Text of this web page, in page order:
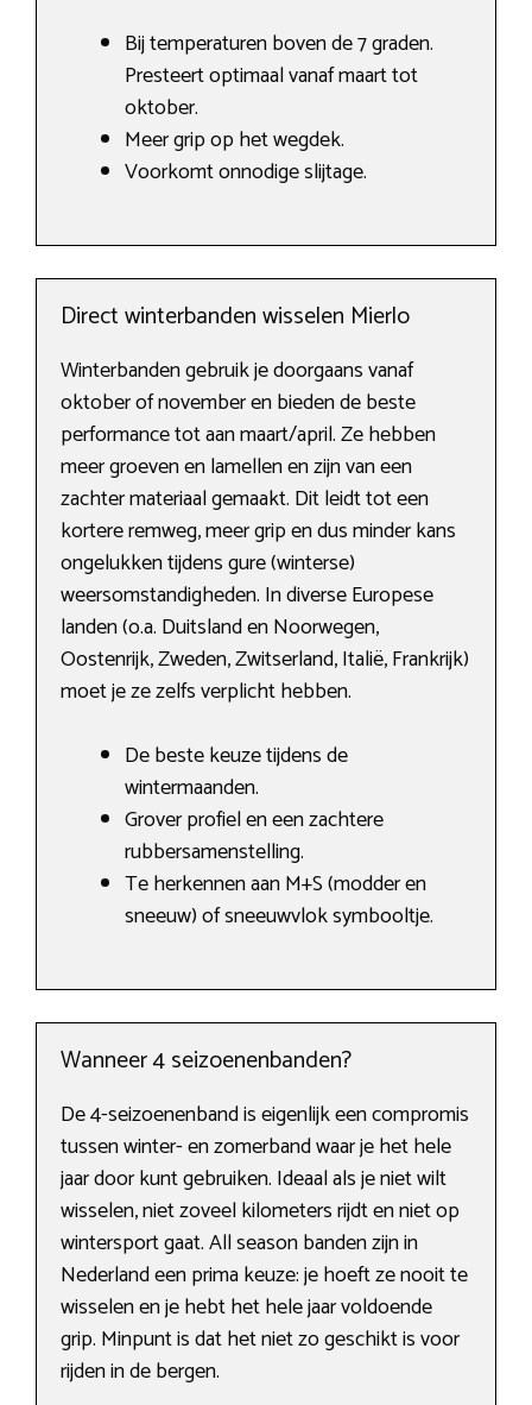
Bij temperaturen boven de 7 graden.
Presteert optimaal vanaf maart tot
oktober.
Meer grip op het wegdek.
Voorkomt onnodige slijtage.
Direct winterbanden wisselen Mierlo
Winterbanden gebruik je doorgaans vanaf
oktober of november en bieden de beste
performance tot aan maart/april. Ze hebben
meer groeven en lamellen en zijn van een
zachter materiaal gemaakt. Dit leidt tot een
kortere remweg, meer grip en dus minder kans
ongelukken tijdens gure (winterse)
weersomstandigheden. In diverse Europese
landen (o.a. Duitsland en Noorwegen,
Oostenrijk, Zweden, Zwitserland, Italië, Frankrijk)
moet je ze zelfs verplicht hebben.
De beste keuze tijdens de
wintermaanden.
Grover profiel en een zachtere
rubbersamenstelling.
Te herkennen aan M+S (modder en
sneeuw) of sneeuwvlok symbooltje.
Wanneer 4 seizoenenbanden?
De 4-seizoenenband is eigenlijk een compromis
tussen winter- en zomerband waar je het hele
jaar door kunt gebruiken. Ideaal als je niet wilt
wisselen, niet zoveel kilometers rijdt en niet op
wintersport gaat. All season banden zijn in
Nederland een prima keuze: je hoeft ze nooit te
wisselen en je hebt het hele jaar voldoende
grip. Minpunt is dat het niet zo geschikt is voor
rijden in de bergen.